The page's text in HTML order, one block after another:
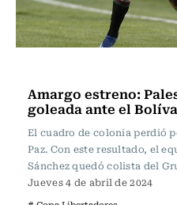
Amargo estreno:
goleada ante el
El cuadro de colonia perdió
Paz. Con este resultado, el
Sánchez quedó colista del
Jueves 4 de abril de 2024